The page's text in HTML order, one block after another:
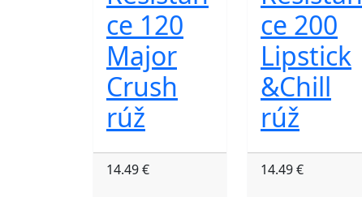
ce 120
Major
Crush
rúž
14.49 €
ce 200
Lipstick
&Chill
rúž
14.49 €